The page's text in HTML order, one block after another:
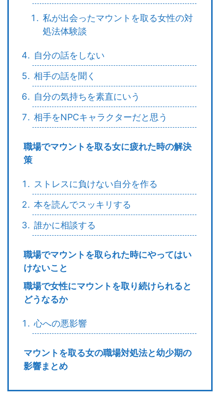
私が出会ったマウントを取る女性の対
処法体験談
自分の話をしない
相手の話を聞く
自分の気持ちを素直にいう
相手をNPCキャラクターだと思う
職場でマウントを取る女に疲れた時の解決
策
ストレスに負けない自分を作る
本を読んでスッキリする
誰かに相談する
職場でマウントを取られた時にやってはい
けないこと
職場で女性にマウントを取り続けられると
どうなるか
心への悪影響
マウントを取る女の職場対処法と幼少期の
影響まとめ